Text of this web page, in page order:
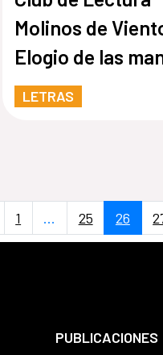
Molinos de
Elogio de las
LETRAS
Página
1 ...PáginasPágina
25 26
PUBLICACIONES